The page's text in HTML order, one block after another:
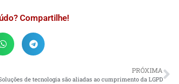
Compartilhe!
PRÓXIMA
de tecnologia são aliadas ao cumprimento da LGPD